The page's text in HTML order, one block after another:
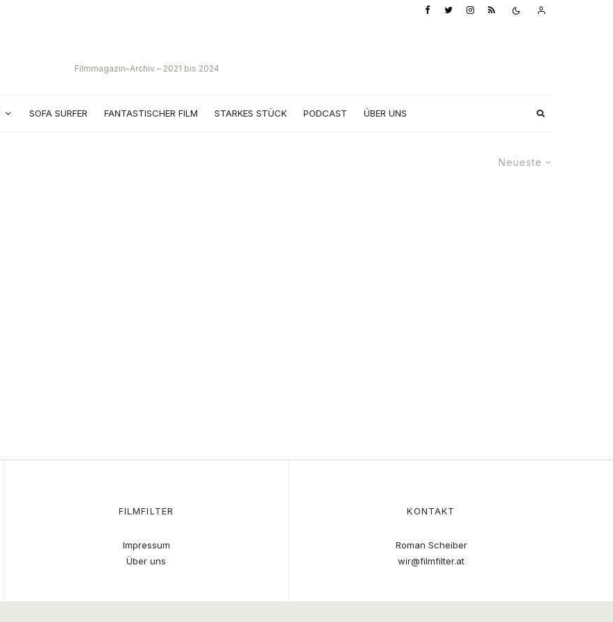
Filmmagazin-Archiv – 2021 bis 2024
SOFA SURFER FANTASTISCHER FILM STARKES STÜCK PODCAST ÜBER UNS
Neueste
FILMFILTER
Impressum
Über uns
KONTAKT
Roman Scheiber
wir@filmfilter.at